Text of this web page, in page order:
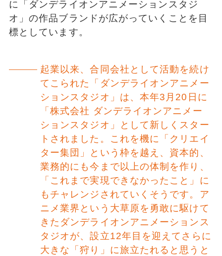
に「ダンデライオンアニメーションスタジ
オ」の作品ブランドが広がっていくことを目
標としています。
起業以来、合同会社として活動を続け
てこられた「ダンデライオンアニメー
ションスタジオ」は、本年3月20日に
「株式会社 ダンデライオンアニメー
ションスタジオ」として新しくスター
トされました。これを機に「クリエイ
ター集団」という枠を越え、資本的、
業務的にも今まで以上の体制を作り、
「これまで実現できなかったこと」に
もチャレンジされていくそうです。ア
ニメ業界という大草原を勇敢に駆けて
きたダンデライオンアニメーションス
タジオが、設立12年目を迎えてさらに
大きな「狩り」に旅立たれると思うと